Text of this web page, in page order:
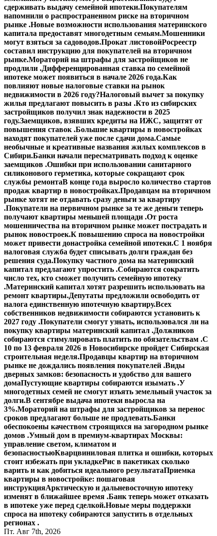
сдерживать выдачу семейной ипотеки.Покупателям
напомнили о распространенном риске на вторичном
рынке .Новые возможности использования материнского
капитала предоставят многодетным семьям.Мошенники
могут взяться за садоводов.Прокат листовойРосреестр
составил инструкцию для покупателей на вторичном
рынке.Мораторий на штрафы для застройщиков не
продлили .Дифференцированная ставка по семейной
ипотеке может появиться в начале 2026 года.Как
повлияют новые налоговые ставки на рынок
недвижимости в 2026 году?Налоговый вычет за покупку
жилья предлагают повысить в разы .Кто из сибирских
застройщиков получил знак надежности в 2025
году.Заемщиков, взявших кредиты на ИЖС, защитят от
повышения ставок .Большие квартиры в новостройках
находят покупателей уже после сдачи дома.Самые
необычные и креативные названия жилых комплексов в
Сибири.Банки начали пересматривать подход к оценке
заемщиков .Ошибки при использовании санитарного
силиконового герметика, которые сокращают срок
службы ремонтаВ конце года выросло количество стартов
продаж квартир в новостройках.Продавцам на вторичном
рынке хотят не отдавать сразу деньги за квартиру
.Покупатели на первичном рынке за те же деньги теперь
получают квартиры меньшей площади .От роста
мошенничества на вторичном рынке может пострадать и
рынок новостроек.К повышению спроса на новостройки
может привести донастройка семейной ипотеки.С 1 ноября
налоговая служба будет списывать долги граждан без
решения суда.Покупку частного дома на материнский
капитал предлагают упростить .Собираются сократить
число тех, кто сможет получить семейную ипотеку
.Материнский капитал хотят разрешить использовать на
ремонт квартиры.Депутаты предложили освободить от
налога единственную ипотечную квартиру.Всех
собственников недвижимости собираются установить к
2027 году .Покупатели смогут узнать, использовался ли на
покупку квартиры материнский капитал .Должников
собираются стимулировать платить по обязательствам .С
10 по 13 февраля 2026 в Новосибирске пройдет Сибирская
строительная неделя.Продавцы квартир на вторичном
рынке не дождались появления покупателей .Виды
дверных замков: безопасность и удобство для вашего
домаПустующие квартиры собираются изымать .У
многодетных семей не смогут изъять земельный участок за
долги.В сентябре выдача ипотеки выросла на
3%.Мораторий на штрафы для застройщиков за перенос
сроков предлагают больше не продлевать.Банки
обеспокоены качеством строящихся на загородном рынке
домов .Умный дом в премиум-квартирах Москвы:
управление светом, климатом и
безопасностьюКварцвиниловая плитка и ошибки, которых
стоит избежать при укладкеРис в пакетиках сколько
варить и как добиться идеального результатаПриемка
квартиры в новостройке: пошаговая
инструкцияАрктическую и дальневосточную ипотеку
изменят в ближайшее время .Банк теперь может отказать
в ипотеке уже перед сделкой.Новые меры поддержки
спроса на ипотеку собираются запустить в отдельных
регионах .
Пт. Авг 7th, 2026